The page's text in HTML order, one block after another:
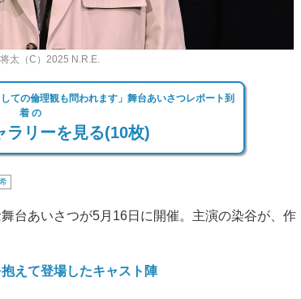
太（C）2025 N.R.E.
ての倫理観も問われます」舞台あいさつレポート到
着 の
ラリーを見る(10枚)
台あいさつが5月16日に開催。主演の染谷が、作
えて登場したキャスト陣